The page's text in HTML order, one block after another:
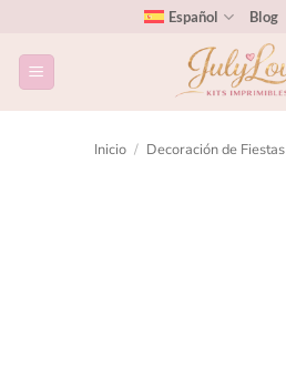
Español Blog
Inicio / Decoración de Fiestas